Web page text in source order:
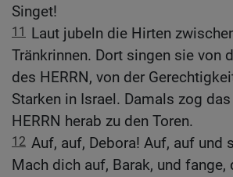
Singet!
11
Laut jubeln die Hirten
Tränkrinnen. Dort singen sie von
des HERRN, von der
Starken in Israel. Damals zog
HERRN herab zu den Toren.
12 Auf, auf, Debora! Auf, auf und
Mach dich auf, Barak, und fange,